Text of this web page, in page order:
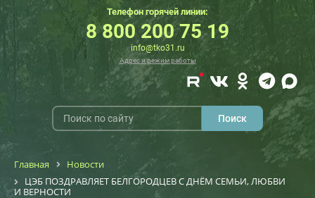
Телефон горячей линии:
8 800 200 75 19
info@tko31.ru
Адрес и режим работы
Главная
Новости
ЦЭБ ПОЗДРАВЛЯЕТ БЕЛГОРОДЦЕВ С ДНЁМ СЕМЬИ, ЛЮБВИ
И ВЕРНОСТИ